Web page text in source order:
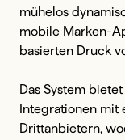
mühelos
mobile Marken-
basierten Druck
Das System
Integrationen mit
Drittanbietern,